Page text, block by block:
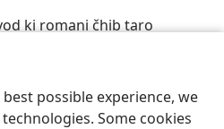
possible experience, we
Some cookies
ki romani čhib taro
tano koristimo vkupno
(dikh oDodatok A5 ).